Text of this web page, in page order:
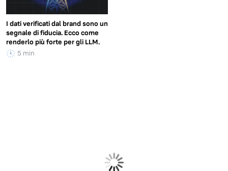
I dati verificati dal brand sono un
segnale di fiducia. Ecco come
renderlo più forte per gli LLM.
5 min